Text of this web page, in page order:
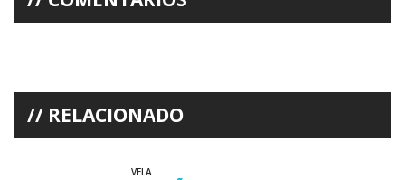
RELACIONADO
VELA